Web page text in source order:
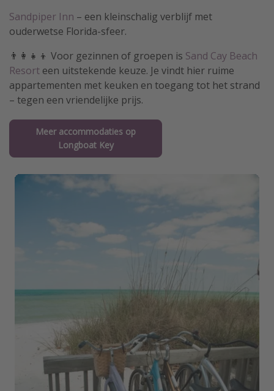
Sandpiper Inn – een kleinschalig verblijf met
ouderwetse Florida-sfeer.
👨‍👩‍👧‍👦 Voor gezinnen of groepen is Sand Cay Beach
Resort een uitstekende keuze. Je vindt hier ruime
appartementen met keuken en toegang tot het strand
– tegen een vriendelijke prijs.
Meer accommodaties op
Longboat Key